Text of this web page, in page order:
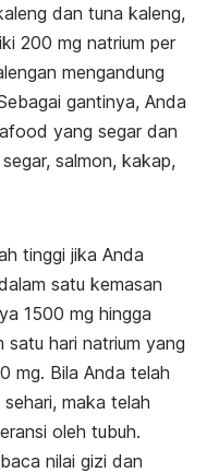
dan tuna kaleng,
200 mg natrium per
mengandung
gantinya, Anda
yang segar dan
salmon, kakap,
tinggi jika Anda
satu kemasan
1500 mg hingga
satu hari natrium yang
mg. Bila Anda telah
maka telah
oleh tubuh.
nilai gizi dan